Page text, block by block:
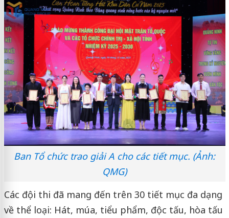
Ban Tổ chức trao giải A cho các tiết mục. (Ảnh:
QMG)
Các đội thi đã mang đến trên 30 tiết mục đa dạng
về thể loại: Hát, múa, tiểu phẩm, độc tấu, hòa tấu